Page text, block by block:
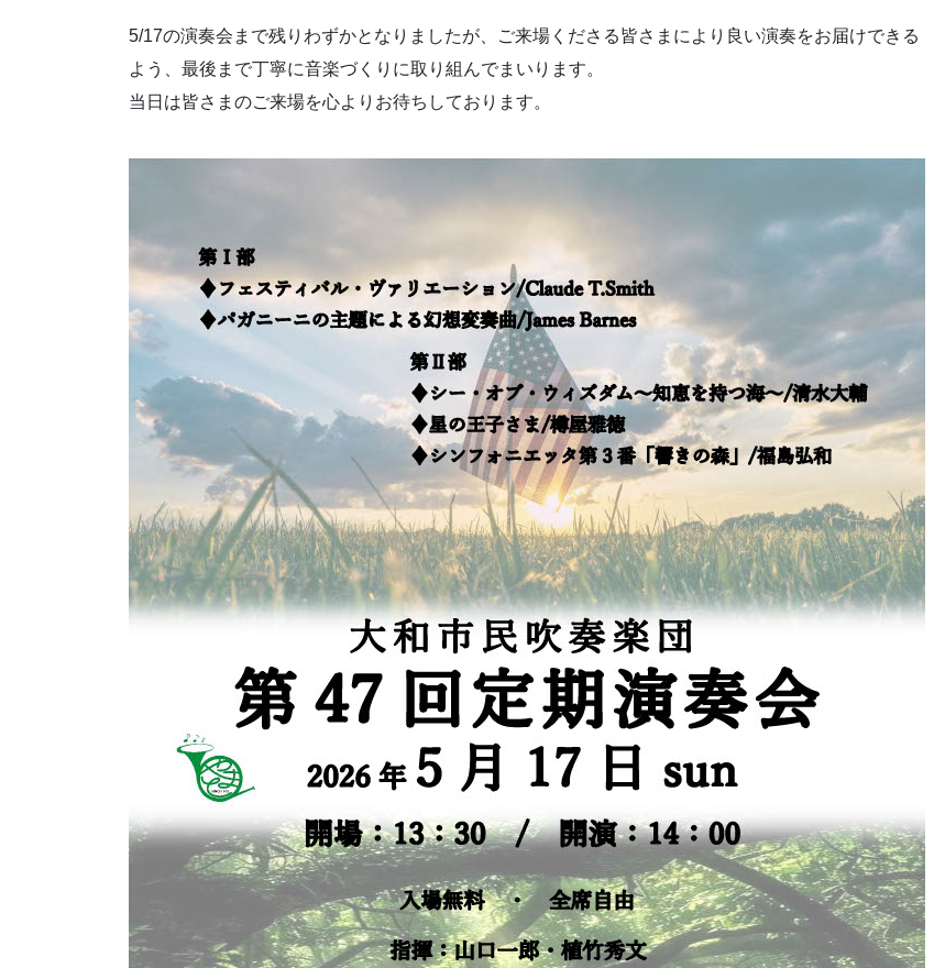
5/17の演奏会まで残りわずかとなりましたが、ご来場くださる皆さまにより良い演奏をお届けできる
よう、最後まで丁寧に音楽づくりに取り組んでまいります。
当日は皆さまのご来場を心よりお待ちしております。